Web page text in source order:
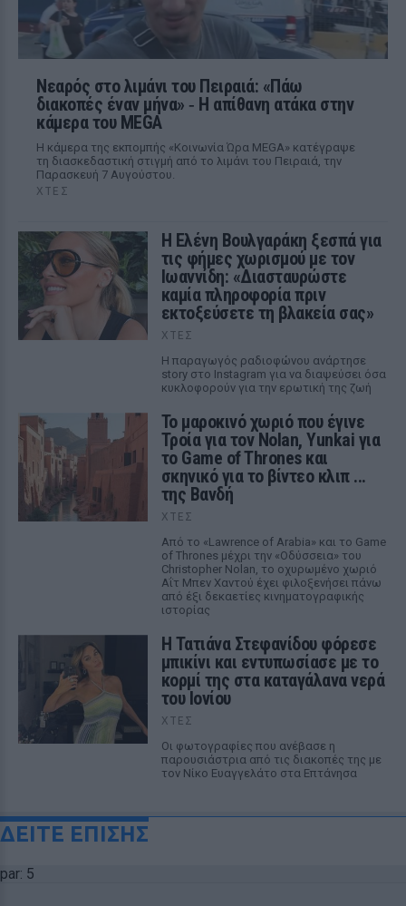
Νεαρός στο λιμάνι του Πειραιά: «Πάω
διακοπές έναν μήνα» ‑ Η απίθανη ατάκα στην
κάμερα του MEGA
Η κάμερα της εκπομπής «Κοινωνία Ώρα MEGA» κατέγραψε
τη διασκεδαστική στιγμή από το λιμάνι του Πειραιά, την
Παρασκευή 7 Αυγούστου.
ΧΤΕΣ
Η Ελένη Βουλγαράκη ξεσπά για
τις φήμες χωρισμού με τον
Ιωαννίδη: «Διασταυρώστε
καμία πληροφορία πριν
εκτοξεύσετε τη βλακεία σας»
ΧΤΕΣ
Η παραγωγός ραδιοφώνου ανάρτησε
story στο Instagram για να διαψεύσει όσα
κυκλοφορούν για την ερωτική της ζωή
Το μαροκινό χωριό που έγινε
Τροία για τον Nolan, Yunkai για
το Game of Thrones και
σκηνικό για το βίντεο κλιπ ...
της Βανδή
ΧΤΕΣ
Από το «Lawrence of Arabia» και το Game
of Thrones μέχρι την «Οδύσσεια» του
Christopher Nolan, το οχυρωμένο χωριό
Αΐτ Μπεν Χαντού έχει φιλοξενήσει πάνω
από έξι δεκαετίες κινηματογραφικής
ιστορίας
Η Τατιάνα Στεφανίδου φόρεσε
μπικίνι και εντυπωσίασε με το
κορμί της στα καταγάλανα νερά
του Ιονίου
ΧΤΕΣ
Οι φωτογραφίες που ανέβασε η
παρουσιάστρια από τις διακοπές της με
τον Νίκο Ευαγγελάτο στα Επτάνησα
ΔΕΙΤΕ ΕΠΙΣΗΣ
par: 5